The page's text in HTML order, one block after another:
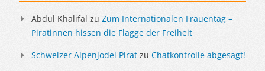
Abdul Khalifal zu Zum Internationalen Frauentag –
Piratinnen hissen die Flagge der Freiheit
Schweizer Alpenjodel Pirat zu Chatkontrolle abgesagt!